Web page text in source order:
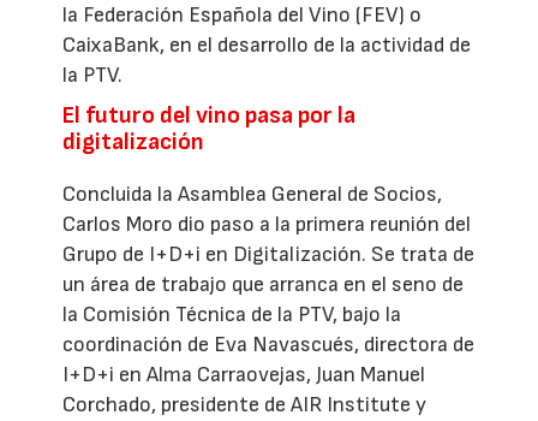
la Federación Española del Vino (FEV) o
CaixaBank, en el desarrollo de la actividad de
la PTV.
El futuro del vino pasa por la
digitalización
Concluida la Asamblea General de Socios,
Carlos Moro dio paso a la primera reunión del
Grupo de I+D+i en Digitalización. Se trata de
un área de trabajo que arranca en el seno de
la Comisión Técnica de la PTV, bajo la
coordinación de Eva Navascués, directora de
I+D+i en Alma Carraovejas, Juan Manuel
Corchado, presidente de AIR Institute y